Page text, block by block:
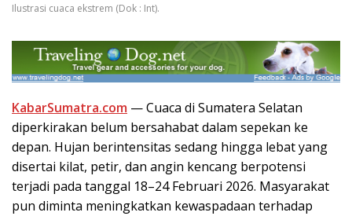
Ilustrasi cuaca ekstrem (Dok : Int).
KabarSumatra.com — Cuaca di Sumatera Selatan
diperkirakan belum bersahabat dalam sepekan ke
depan. Hujan berintensitas sedang hingga lebat yang
disertai kilat, petir, dan angin kencang berpotensi
terjadi pada tanggal 18–24 Februari 2026. Masyarakat
pun diminta meningkatkan kewaspadaan terhadap